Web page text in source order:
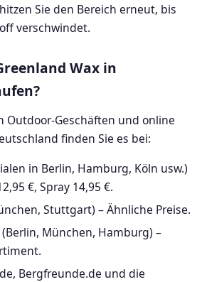
Sie den Bereich erneut, bis
verschwindet.
Wax in
Outdoor-Geschäften und online
finden Sie es bei:
in Berlin, Hamburg, Köln usw.)
€, Spray 14,95 €.
Stuttgart) – Ähnliche Preise.
(Berlin, München, Hamburg) –
Bergfreunde.de und die